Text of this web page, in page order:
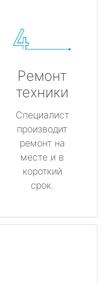
Ремонт
техники
Специалист
производит
ремонт на
месте и в
короткий
срок.